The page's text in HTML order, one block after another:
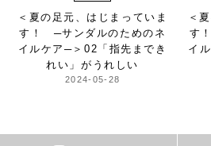
＜夏の足元、はじまっていま
す！ ─サンダルのためのネ
イルケア─＞02「指先までき
れい」がうれしい
2024-05-28
＜
す
イ